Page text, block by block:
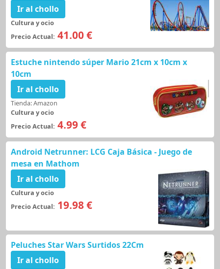
Ir al chollo
Cultura y ocio
Precio Actual: 41.00 €
Estuche nintendo súper Mario 21cm x 10cm x
10cm
Ir al chollo
Tienda: Amazon
Cultura y ocio
Precio Actual: 4.99 €
Android Netrunner: LCG Caja Básica - Juego de
mesa en Mathom
Ir al chollo
Cultura y ocio
Precio Actual: 19.98 €
Peluches Star Wars Surtidos 22Cm
Ir al chollo